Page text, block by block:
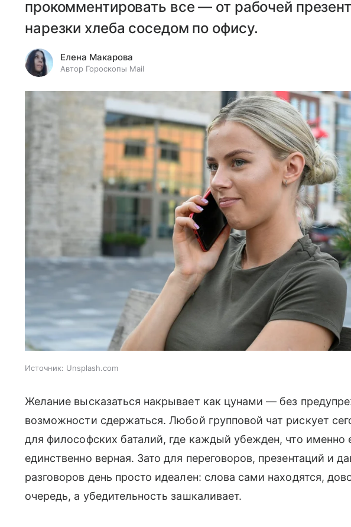
прокомментировать все — от рабочей
нарезки хлеба соседом по офису.
Елена Макарова
Автор Гороскопы Mail
Источник: Unsplash.com
Желание высказаться накрывает как цунами — без
возможности сдержаться. Любой групповой чат рискует
для философских баталий, где каждый убежден, что именно
единственно верная. Зато для переговоров, презентаций и
разговоров день просто идеален: слова сами находятся,
очередь, а убедительность зашкаливает.